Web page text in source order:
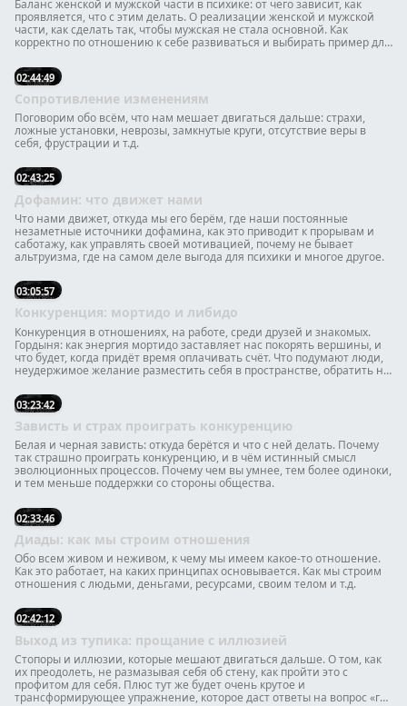
Баланс женской и мужской части в психике: от чего зависит, как
проявляется, что с этим делать. О реализации женской и мужской
части, как сделать так, чтобы мужская не стала основной. Как
корректно по отношению к себе развиваться и выбирать пример для
инициативе, о том, как реализовать желание делиться чем-то и
многое другое.
02:44:49
Сопротивление изменениям
Поговорим обо всём, что нам мешает двигаться дальше: страхи,
ложные установки, неврозы, замкнутые круги, отсутствие веры в
себя, фрустрации и т.д.
02:43:25
Дофамин: что движет нами
Что нами движет, откуда мы его берём, где наши постоянные
незаметные источники дофамина, как это приводит к прорывам и
саботажу, как управлять своей мотивацией, почему не бывает
альтруизма, где на самом деле выгода для психики и многое другое.
03:05:57
Конкуренция: мортидо и либидо
Конкуренция в отношениях, на работе, среди друзей и знакомых.
Гордыня: как энергия мортидо заставляет нас покорять вершины, и
что будет, когда придёт время оплачивать счёт. Что подумают люди,
неудержимое желание разместить себя в пространстве, обратить на
стоит, доказать свою правоту, быть self-made.
03:23:42
Зависть и страх проиграть конкуренцию
Белая и черная зависть: откуда берётся и что с ней делать. Почему
так страшно проиграть конкуренцию, и в чём истинный смысл
эволюционных процессов. Почему чем вы умнее, тем более одиноки,
и тем меньше поддержки со стороны общества.
02:33:46
Диады: как мы строим отношения
Обо всем живом и неживом, к чему мы имеем какое-то отношение.
Как это работает, на каких принципах основывается. Как мы строим
отношения с людьми, деньгами, ресурсами, своим телом и т.д.
02:42:12
Выход из тупика: прощание с иллюзией
Стопоры и иллюзии, которые мешают двигаться дальше. О том, как
их преодолеть, не размазывая себя об стену, как пройти это с
профитом для себя. Плюс тут же будет очень крутое и
трансформирующее упражнение, которое даст ответы на вопрос «где